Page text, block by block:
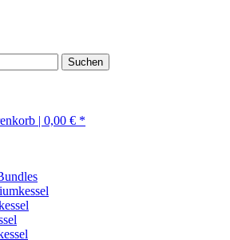
Suchen
| 0,00 € *